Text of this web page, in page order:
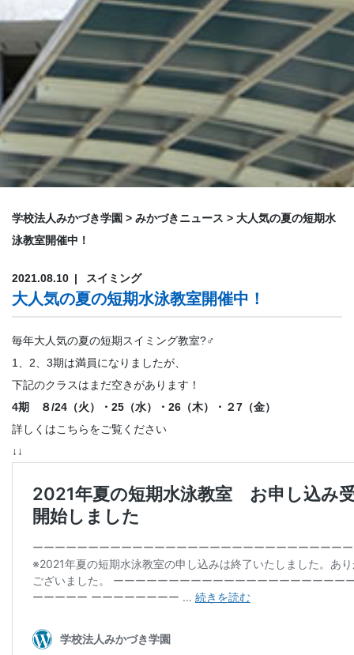
学校法人みかづき学園 > みかづきニュース > 大人気の夏の短期水
泳教室開催中！
2021.08.10 スイミング
大人気の夏の短期水泳教室開催中！
毎年大人気の夏の短期スイミング教室?‍♂️
1、2、3期は満員になりましたが、
下記のクラスはまだ空きがあります！
4期 ８/24（火）・25（水）・26（木）・２7（金）
詳しくはこちらをご覧ください
↓↓